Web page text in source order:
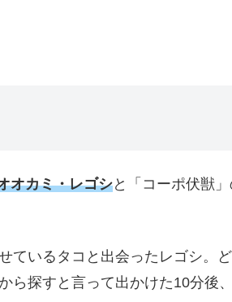
オカミ・レゴシと「コーポ伏獣」
ているタコと出会ったレゴシ。
ら探すと言って出かけた10分後、